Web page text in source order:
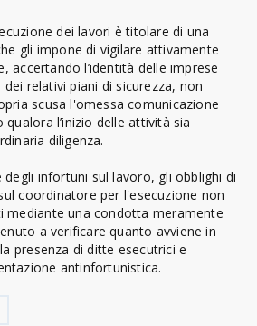
dei lavori è titolare di una
gli impone di vigilare attivamente
accertando l’identità delle imprese
relativi piani di sicurezza, non
scusa l'omessa comunicazione
l’inizio delle attività sia
diligenza.
infortuni sul lavoro, gli obblighi di
coordinatore per l'esecuzione non
mediante una condotta meramente
a verificare quanto avviene in
presenza di ditte esecutrici e
antinfortunistica.